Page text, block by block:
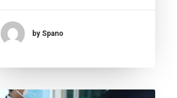
by Spano